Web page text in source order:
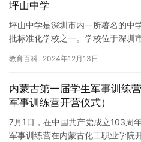
坪山中学
坪山中学是深圳市内一所著名的中
批标准化学校之一。学校位于深圳
教育百科 2024年12月13日
内蒙古第一届学生军事训练
军事训练营开营仪式）
7月1日，在中国共产党成立103周
军事训练营在内蒙古化工职业学院